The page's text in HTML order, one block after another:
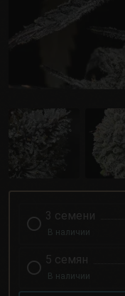
3 семени
В наличии
5 семян
В наличии